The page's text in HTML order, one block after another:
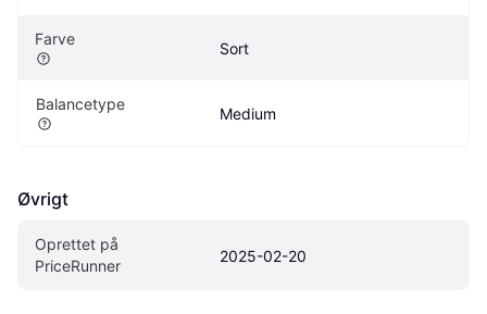
Farve
Sort
Balancetype
Medium
Øvrigt
Oprettet på
PriceRunner
2025-02-20